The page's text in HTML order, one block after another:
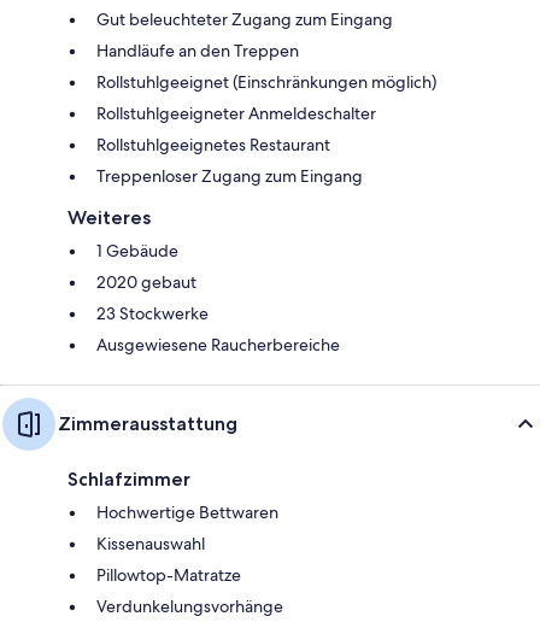
Gut beleuchteter Zugang zum Eingang
Handläufe an den Treppen
Rollstuhlgeeignet (Einschränkungen möglich)
Rollstuhlgeeigneter Anmeldeschalter
Rollstuhlgeeignetes Restaurant
Treppenloser Zugang zum Eingang
Weiteres
1 Gebäude
2020 gebaut
23 Stockwerke
Ausgewiesene Raucherbereiche
Zimmerausstattung
Schlafzimmer
Hochwertige Bettwaren
Kissenauswahl
Pillowtop-Matratze
Verdunkelungsvorhänge